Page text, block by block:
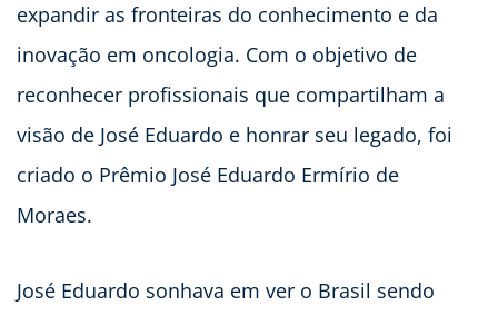
expandir as fronteiras do conhecimento e da
inovação em oncologia. Com o objetivo de
reconhecer profissionais que compartilham a
visão de José Eduardo e honrar seu legado, foi
criado o Prêmio José Eduardo Ermírio de
Moraes.
José Eduardo sonhava em ver o Brasil sendo